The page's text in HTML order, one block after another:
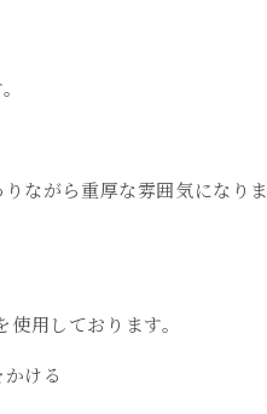
ながら重厚な雰囲気になりま
用しております。
ける